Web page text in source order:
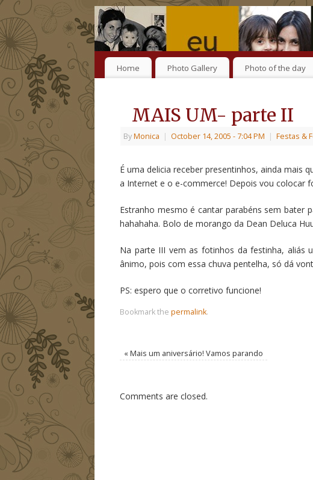
Home Photo Gallery Photo of the day
MAIS UM- parte II
ByMonica | October 14, 2005 - 7:04 PM | Festas &
É uma delicia receber presentinhos, ainda mais
a Internet e o e-commerce! Depois vou colocar
Estranho mesmo é cantar parabéns sem bater
hahahaha. Bolo de morango da Dean Deluca
Na parte III vem as fotinhos da festinha, aliás
ânimo, pois com essa chuva pentelha, só dá
PS: espero que o corretivo funcione!
Bookmark the permalink.
« Mais um aniversário! Vamos parando
Comments are closed.